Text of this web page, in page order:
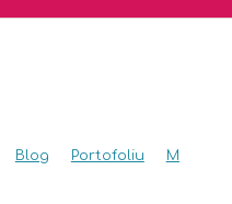
Blog Portofoliu
M